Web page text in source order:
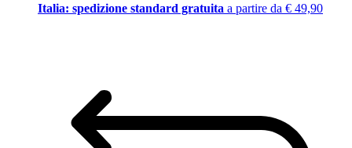
Italia: spedizione standard gratuita a partire da € 49,90